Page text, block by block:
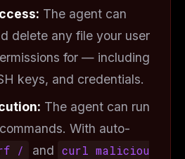
The agent can
delete any file your user
for — including
keys, and credentials.
The agent can run
With auto-
/ and curl maliciou